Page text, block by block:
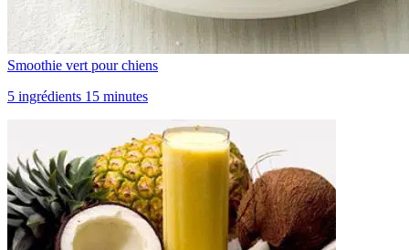
Smoothie vert pour chiens
5 ingrédients 15 minutes